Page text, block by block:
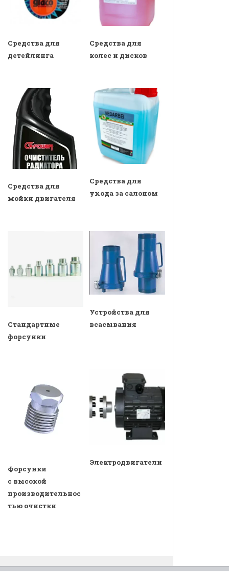
Средства для
детейлинга
Средства для
колес и дисков
Средства для
мойки двигателя
Средства для
ухода за салоном
Стандартные
форсунки
Устройства для
всасывания
Форсунки
с высокой
производительнос
тью очистки
Электродвигатели